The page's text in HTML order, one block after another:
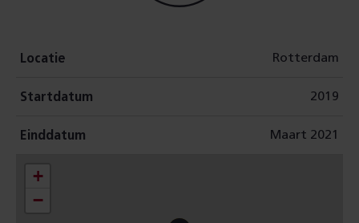
l
i
s
e
e
Locatie Rotterdam
Startdatum 2019
Einddatum Maart 2021
+
−